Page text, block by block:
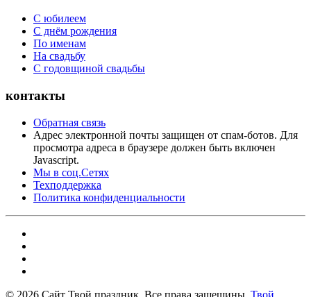
С юбилеем
С днём рождения
По именам
На свадьбу
С годовщиной свадьбы
контакты
Обратная связь
Адрес электронной почты защищен от спам-ботов. Для
просмотра адреса в браузере должен быть включен
Javascript.
Мы в соц.Сетях
Техподдержка
Политика конфиденциальности
© 2026 Сайт Твой праздник. Все права защещины. Твой